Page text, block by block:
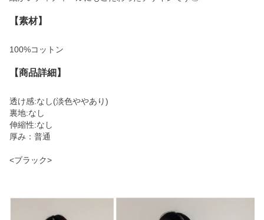
【素材】
100%コットン
【商品詳細】
透け感:なし(淡色ややあり)
裏地:なし
伸縮性:なし
厚み：普通
<ブラック>